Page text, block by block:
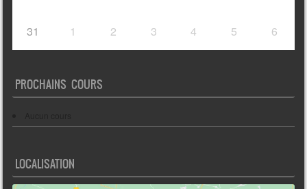
31 1 2 3 4 5 6
PROCHAINS COURS
LOCALISATION